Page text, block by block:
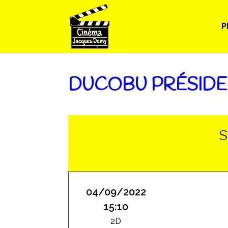
DUCOBU
04/09/2022
15:10
2D